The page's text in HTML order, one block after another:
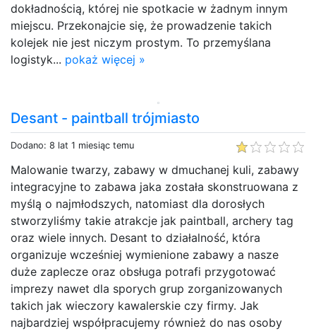
dokładnością, której nie spotkacie w żadnym innym
miejscu. Przekonajcie się, że prowadzenie takich
kolejek nie jest niczym prostym. To przemyślana
logistyk... pokaż więcej »
Desant - paintball trójmiasto
Dodano: 8 lat 1 miesiąc temu
Malowanie twarzy, zabawy w dmuchanej kuli, zabawy
integracyjne to zabawa jaka została skonstruowana z
myślą o najmłodszych, natomiast dla dorosłych
stworzyliśmy takie atrakcje jak paintball, archery tag
oraz wiele innych. Desant to działalność, która
organizuje wcześniej wymienione zabawy a nasze
duże zaplecze oraz obsługa potrafi przygotować
imprezy nawet dla sporych grup zorganizowanych
takich jak wieczory kawalerskie czy firmy. Jak
najbardziej współpracujemy również do nas osoby